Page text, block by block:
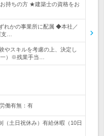
持ちの方 ★建築士の資格をお
れかの事業所に配属 ◆本社／
…
やスキルを考慮の上、決定し
）※残業手当…
働有無：有
（土日祝休み）有給休暇（10日